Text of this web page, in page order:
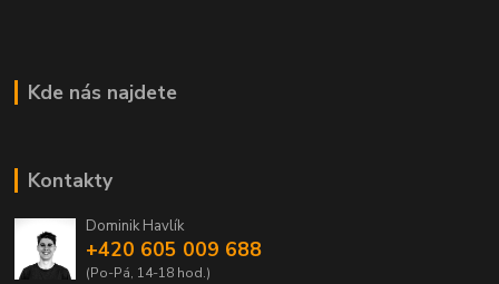
Kde nás najdete
Kontakty
Dominik Havlík
+420 605 009 688
(Po-Pá, 14-18 hod.)